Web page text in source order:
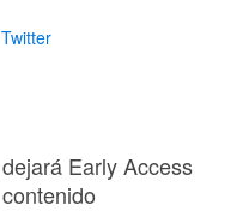
Twitter
Early Access